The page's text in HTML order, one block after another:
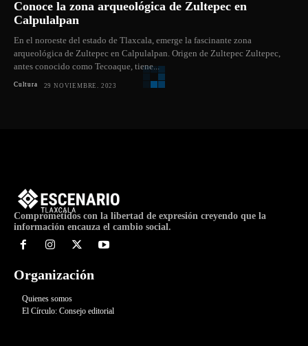
Conoce la zona arqueológica de Zultepec en
Calpulalpan
En el noroeste del estado de Tlaxcala, emerge la fascinante zona
arqueológica de Zultepec en Calpulalpan. Origen de Zultepec Zultepec,
antes conocido como Tecoaque, tiene...
Cultura 29 NOVIEMBRE, 2023
Comprometidos con la libertad de expresión creyendo que la
información encauza el cambio social.
Organización
Quienes somos
El Círculo: Consejo editorial